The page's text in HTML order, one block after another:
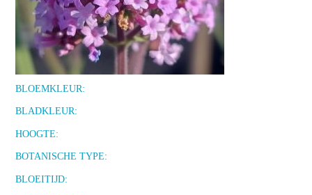
BLOEMKLEUR:
BLADKLEUR:
HOOGTE:
BOTANISCHE TYPE:
BLOEITIJD: